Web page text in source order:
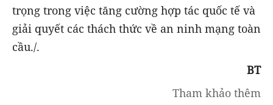
trọng trong việc tăng cường hợp tác quốc tế và
giải quyết các thách thức về an ninh mạng toàn
cầu./.
BT
Tham khảo thêm